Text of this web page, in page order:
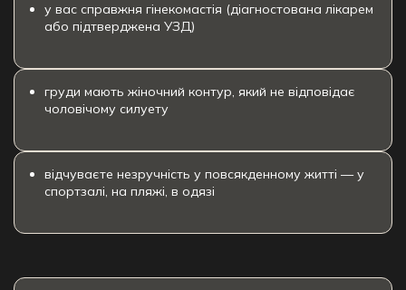
у вас справжня гінекомастія (діагностована лікарем
або підтверджена УЗД)
груди мають жіночний контур, який не відповідає
чоловічому силуету
відчуваєте незручність у повсякденному житті — у
спортзалі, на пляжі, в одязі